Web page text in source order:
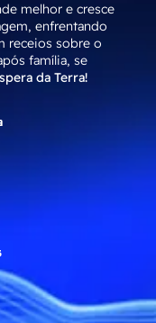
melhor e cresce
enfrentando
receios sobre o
família, se
da Terra!